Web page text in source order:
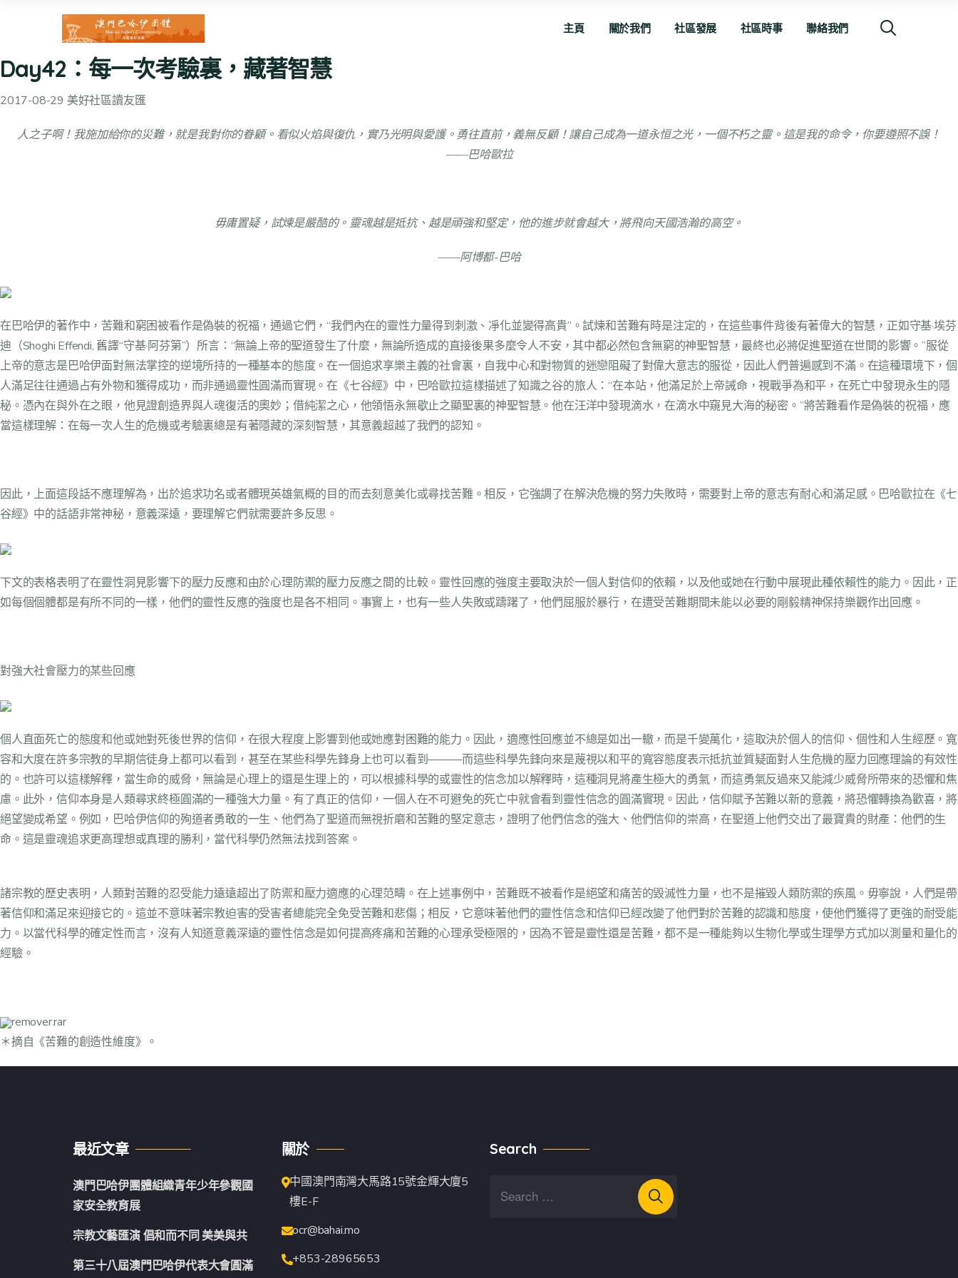
主頁 關於我們 社區發展 社區時事 聯絡我們
Day42：每一次考驗裏，藏著智慧
2017-08-29 美好社區讀友匯
人之子啊！我施加給你的災難，就是我對你的眷顧。看似火焰與復仇，實乃光明與愛護。勇往直前，義無反顧！讓自己成為一道永恒之光，一個不朽之靈。這是我的命令，你要遵照不誤！
——巴哈歐拉
毋庸置疑，試煉是嚴酷的。靈魂越是抵抗、越是頑強和堅定，他的進步就會越大，將飛向天國浩瀚的高空。
——阿博都-巴哈
在巴哈伊的著作中，苦難和窮困被看作是偽裝的祝福，通過它們，“我們內在的靈性力量得到刺激、凈化並變得高貴”。試煉和苦難有時是注定的，在這些事件背後有著偉大的智慧，正如守基·埃芬
迪（Shoghi Effendi, 舊譯“守基·阿芬第”）所言：“無論上帝的聖道發生了什麼，無論所造成的直接後果多麼令人不安，其中都必然包含無窮的神聖智慧，最終也必將促進聖道在世間的影響。”服從
上帝的意志是巴哈伊面對無法掌控的逆境所持的一種基本的態度。在一個追求享樂主義的社會裏，自我中心和對物質的迷戀阻礙了對偉大意志的服從，因此人們普遍感到不滿。在這種環境下，個
人滿足往往通過占有外物和獲得成功，而非通過靈性圓滿而實現。在《七谷經》中，巴哈歐拉這樣描述了知識之谷的旅人：“在本站，他滿足於上帝誡命，視戰爭為和平，在死亡中發現永生的隱
秘。憑內在與外在之眼，他見證創造界與人魂復活的奧妙；借純潔之心，他領悟永無歇止之顯聖裏的神聖智慧。他在汪洋中發現滴水，在滴水中窺見大海的秘密。”將苦難看作是偽裝的祝福，應
當這樣理解：在每一次人生的危機或考驗裏總是有著隱藏的深刻智慧，其意義超越了我們的認知。
因此，上面這段話不應理解為，出於追求功名或者體現英雄氣概的目的而去刻意美化或尋找苦難。相反，它強調了在解決危機的努力失敗時，需要對上帝的意志有耐心和滿足感。巴哈歐拉在《七
谷經》中的話語非常神秘，意義深遠，要理解它們就需要許多反思。
下文的表格表明了在靈性洞見影響下的壓力反應和由於心理防禦的壓力反應之間的比較。靈性回應的強度主要取決於一個人對信仰的依賴，以及他或她在行動中展現此種依賴性的能力。因此，正
如每個個體都是有所不同的一樣，他們的靈性反應的強度也是各不相同。事實上，也有一些人失敗或躊躇了，他們屈服於暴行，在遭受苦難期間未能以必要的剛毅精神保持樂觀作出回應。
對強大社會壓力的某些回應
個人直面死亡的態度和他或她對死後世界的信仰，在很大程度上影響到他或她應對困難的能力。因此，適應性回應並不總是如出一轍，而是千變萬化，這取決於個人的信仰、個性和人生經歷。寬
容和大度在許多宗教的早期信徒身上都可以看到，甚至在某些科學先鋒身上也可以看到———而這些科學先鋒向來是蔑視以和平的寬容態度表示抵抗並質疑面對人生危機的壓力回應理論的有效性
的。也許可以這樣解釋，當生命的威脅，無論是心理上的還是生理上的，可以根據科學的或靈性的信念加以解釋時，這種洞見將產生極大的勇氣，而這勇氣反過來又能減少威脅所帶來的恐懼和焦
慮。此外，信仰本身是人類尋求終極圓滿的一種強大力量。有了真正的信仰，一個人在不可避免的死亡中就會看到靈性信念的圓滿實現。因此，信仰賦予苦難以新的意義，將恐懼轉換為歡喜，將
絕望變成希望。例如，巴哈伊信仰的殉道者勇敢的一生、他們為了聖道而無視折磨和苦難的堅定意志，證明了他們信念的強大、他們信仰的崇高，在聖道上他們交出了最寶貴的財產：他們的生
命。這是靈魂追求更高理想或真理的勝利，當代科學仍然無法找到答案。
諸宗教的歷史表明，人類對苦難的忍受能力遠遠超出了防禦和壓力適應的心理范疇。在上述事例中，苦難既不被看作是絕望和痛苦的毀滅性力量，也不是摧毀人類防禦的疾風。毋寧說，人們是帶
著信仰和滿足來迎接它的。這並不意味著宗教迫害的受害者總能完全免受苦難和悲傷；相反，它意味著他們的靈性信念和信仰已經改變了他們對於苦難的認識和態度，使他們獲得了更強的耐受能
力。以當代科學的確定性而言，沒有人知道意義深遠的靈性信念是如何提高疼痛和苦難的心理承受極限的，因為不管是靈性還是苦難，都不是一種能夠以生物化學或生理學方式加以測量和量化的
經驗。
remover.rar
＊摘自《苦難的創造性維度》。
最近文章
澳門巴哈伊團體組織青年少年參觀國
家安全教育展
宗教文藝匯演 倡和而不同 美美與共
第三十八屆澳門巴哈伊代表大會圓滿
關於
中國澳門南灣大馬路15號金輝大廈5
樓E-F
ocr@bahai.mo
+853-28965653
Search